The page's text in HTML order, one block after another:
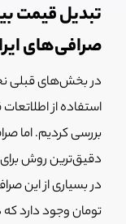
تبدیل قیمت
صرافی‌های
در بخش‌های قبلی
استفاده از
بررسی کردیم. اما
دقیق‌ترین روش
در بسیاری از این
تومان وجود دارد